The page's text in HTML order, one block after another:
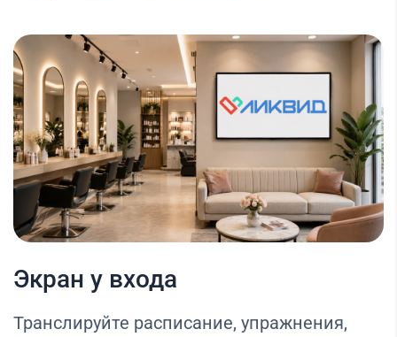
Экран у входа
Транслируйте расписание, упражнения,